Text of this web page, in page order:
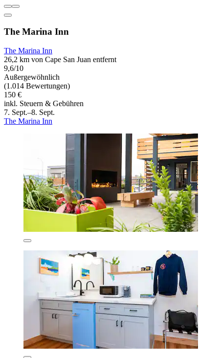
The Marina Inn
The Marina Inn
26,2 km von Cape San Juan entfernt
9,6/10
Außergewöhnlich
(1.014 Bewertungen)
150 €
inkl. Steuern & Gebühren
7. Sept.–8. Sept.
The Marina Inn